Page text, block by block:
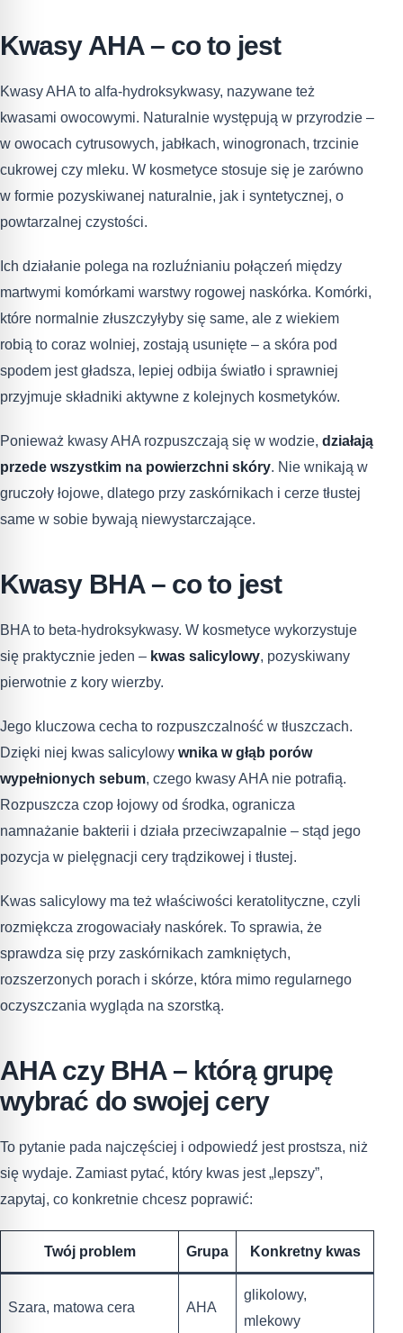
Kwasy AHA – co to jest
Kwasy AHA to alfa-hydroksykwasy, nazywane też
kwasami owocowymi. Naturalnie występują w przyrodzie –
w owocach cytrusowych, jabłkach, winogronach, trzcinie
cukrowej czy mleku. W kosmetyce stosuje się je zarówno
w formie pozyskiwanej naturalnie, jak i syntetycznej, o
powtarzalnej czystości.
Ich działanie polega na rozluźnianiu połączeń między
martwymi komórkami warstwy rogowej naskórka. Komórki,
które normalnie złuszczyłyby się same, ale z wiekiem
robią to coraz wolniej, zostają usunięte – a skóra pod
spodem jest gładsza, lepiej odbija światło i sprawniej
przyjmuje składniki aktywne z kolejnych kosmetyków.
Ponieważ kwasy AHA rozpuszczają się w wodzie, działają
przede wszystkim na powierzchni skóry. Nie wnikają w
gruczoły łojowe, dlatego przy zaskórnikach i cerze tłustej
same w sobie bywają niewystarczające.
Kwasy BHA – co to jest
BHA to beta-hydroksykwasy. W kosmetyce wykorzystuje
się praktycznie jeden – kwas salicylowy, pozyskiwany
pierwotnie z kory wierzby.
Jego kluczowa cecha to rozpuszczalność w tłuszczach.
Dzięki niej kwas salicylowy wnika w głąb porów
wypełnionych sebum, czego kwasy AHA nie potrafią.
Rozpuszcza czop łojowy od środka, ogranicza
namnażanie bakterii i działa przeciwzapalnie – stąd jego
pozycja w pielęgnacji cery trądzikowej i tłustej.
Kwas salicylowy ma też właściwości keratolityczne, czyli
rozmiękcza zrogowaciały naskórek. To sprawia, że
sprawdza się przy zaskórnikach zamkniętych,
rozszerzonych porach i skórze, która mimo regularnego
oczyszczania wygląda na szorstką.
AHA czy BHA – którą grupę
wybrać do swojej cery
To pytanie pada najczęściej i odpowiedź jest prostsza, niż
się wydaje. Zamiast pytać, który kwas jest „lepszy”,
zapytaj, co konkretnie chcesz poprawić:
Twój problem Grupa Konkretny kwas
Szara, matowa cera AHA
glikolowy,
mlekowy